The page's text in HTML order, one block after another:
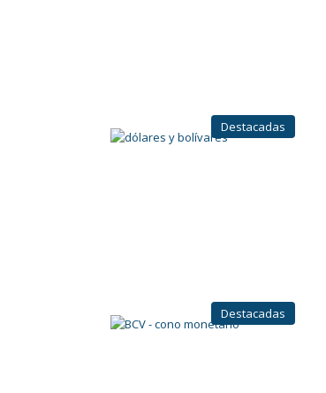
Destacadas
Destacadas